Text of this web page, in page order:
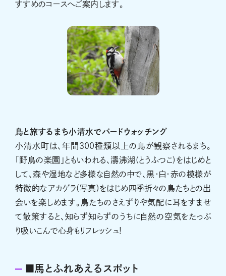
すすめのコースへご案内します。
鳥と旅するまち小清水でバードウォッチング
小清水町は、年間300種類以上の鳥が観察されるまち。
「野鳥の楽園」ともいわれる、濤沸湖(とうふつこ)をはじめと
して、森や湿地など多様な自然の中で、黒・白・赤の模様が
特徴的なアカゲラ(写真)をはじめ四季折々の鳥たちとの出
会いを楽しめます。鳥たちのさえずりや気配に耳をすませ
て散策すると、知らず知らずのうちに自然の空気をたっぷ
り吸いこんで心身もリフレッシュ!
■馬とふれあえるスポット